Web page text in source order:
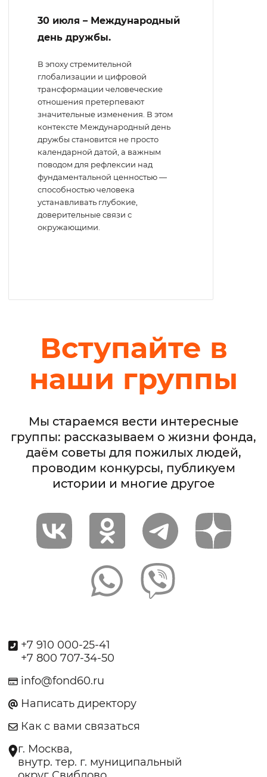
30 июля – Международный
день дружбы.
В эпоху стремительной
глобализации и цифровой
трансформации человеческие
отношения претерпевают
значительные изменения. В этом
контексте Международный день
дружбы становится не просто
календарной датой, а важным
поводом для рефлексии над
фундаментальной ценностью —
способностью человека
устанавливать глубокие,
доверительные связи с
окружающими.
Вступайте в
наши группы
Мы стараемся вести интересные
группы: рассказываем о жизни фонда,
даём советы для пожилых людей,
проводим конкурсы, публикуем
истории и многие другое
+7 910 000-25-41
+7 800 707-34-50
info@fond60.ru
Написать директору
Как с вами связаться
г. Москва,
внутр. тер. г. муниципальный